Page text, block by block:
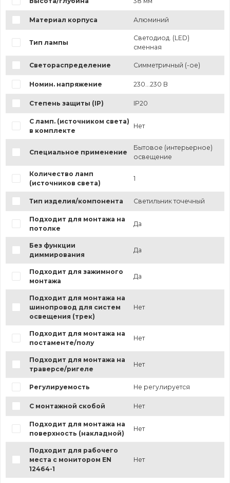
Материал корпуса Алюминий
Тип лампы
Светодиод. (LED)
сменная
Светораспределение Симметричный (-ое)
Номин. напряжение 230...230 В
Степень защиты (IP) IP20
С ламп. (источником света)
в комплекте
Нет
Специальное применение
Бытовое (интерьерное)
освещение
Количество ламп
(источников света)
1
Тип изделия/компонента Светильник точечный
Подходит для монтажа на
потолке
Да
Без функции
диммирования
Да
Подходит для зажимного
монтажа
Да
Подходит для монтажа на
шинопровод для систем
освещения (трек)
Нет
Подходит для монтажа на
постаменте/полу
Нет
Подходит для монтажа на
траверсе/ригеле
Нет
Регулируемость Не регулируется
С монтажной скобой Нет
Подходит для монтажа на
поверхность (накладной)
Нет
Подходит для рабочего
места с монитором EN
12464-1
Нет